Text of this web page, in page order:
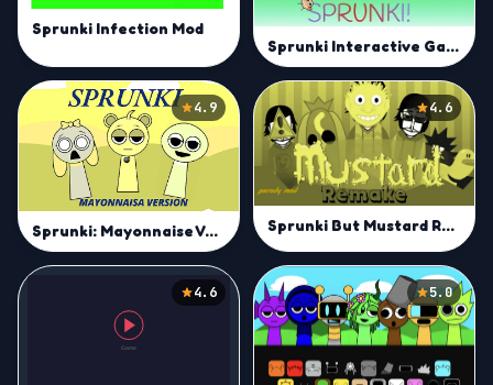
Sprunki Infection Mod
Sprunki Interactive Game
4.9
Sprunki: Mayonnaise Version
4.6
Sprunki But Mustard Remake
4.6 5.0